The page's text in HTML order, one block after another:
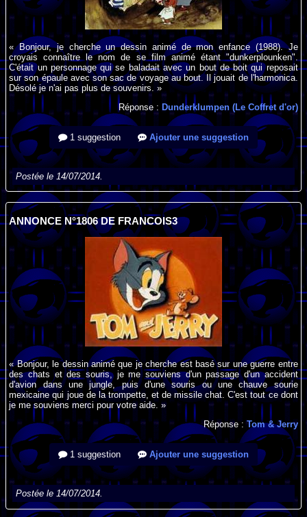
« Bonjour, je cherche un dessin animé de mon enfance (1988). Je
croyais connaître le nom de se film animé étant "dunkerplounken".
C'était un personnage qui se baladait avec un bout de boit qui reposait
sur son épaule avec son sac de voyage au bout. Il jouait de l'harmonica.
Désolé je n'ai pas plus de souvenirs. »
Réponse : Dunderklumpen (Le Coffret d'or)
1 suggestion Ajouter une suggestion
Postée le 14/07/2014.
ANNONCE N°1806 DE FRANCOIS3
« Bonjour, le dessin animé que je cherche est basé sur une guerre entre
des chats et des souris, je me souviens d'un passage d'un accident
d'avion dans une jungle, puis d'une souris ou une chauve sourie
mexicaine qui joue de la trompette, et de missile chat. C'est tout ce dont
je me souviens merci pour votre aide. »
Réponse :Tom & Jerry
1 suggestion Ajouter une suggestion
Postée le 14/07/2014.